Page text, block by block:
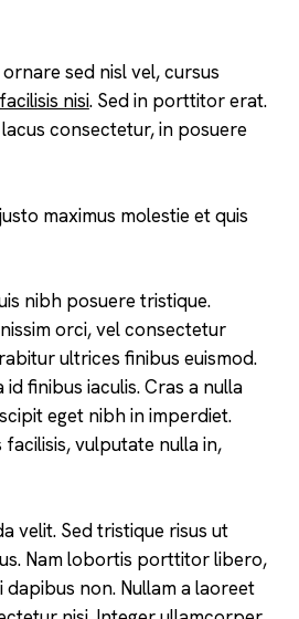
sed nisl vel, cursus
facilisis nisi. Sed in porttitor erat.
consectetur, in posuere
maximus molestie et quis
nibh posuere tristique.
orci, vel consectetur
ultrices finibus euismod.
id finibus iaculis. Cras a nulla
eget nibh in imperdiet.
facilisis, vulputate nulla in,
velit. Sed tristique risus ut
Nam lobortis porttitor libero,
non. Nullam a laoreet